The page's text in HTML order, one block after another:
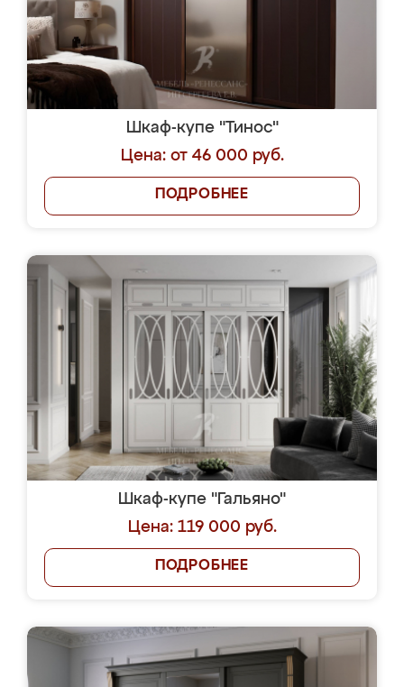
Шкаф-купе "Тинос"
Цена: от 46 000 руб.
ПОДРОБНЕЕ
Шкаф-купе "Гальяно"
Цена: 119 000 руб.
ПОДРОБНЕЕ